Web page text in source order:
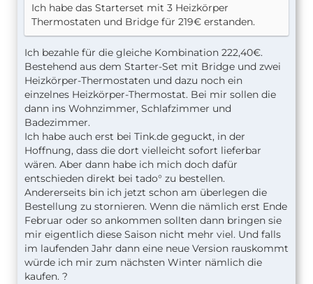
Ich habe das Starterset mit 3 Heizkörper
Thermostaten und Bridge für 219€ erstanden.
Ich bezahle für die gleiche Kombination 222,40€.
Bestehend aus dem Starter-Set mit Bridge und zwei
Heizkörper-Thermostaten und dazu noch ein
einzelnes Heizkörper-Thermostat. Bei mir sollen die
dann ins Wohnzimmer, Schlafzimmer und
Badezimmer.
Ich habe auch erst bei Tink.de geguckt, in der
Hoffnung, dass die dort vielleicht sofort lieferbar
wären. Aber dann habe ich mich doch dafür
entschieden direkt bei tado° zu bestellen.
Andererseits bin ich jetzt schon am überlegen die
Bestellung zu stornieren. Wenn die nämlich erst Ende
Februar oder so ankommen sollten dann bringen sie
mir eigentlich diese Saison nicht mehr viel. Und falls
im laufenden Jahr dann eine neue Version rauskommt
würde ich mir zum nächsten Winter nämlich die
kaufen. ?